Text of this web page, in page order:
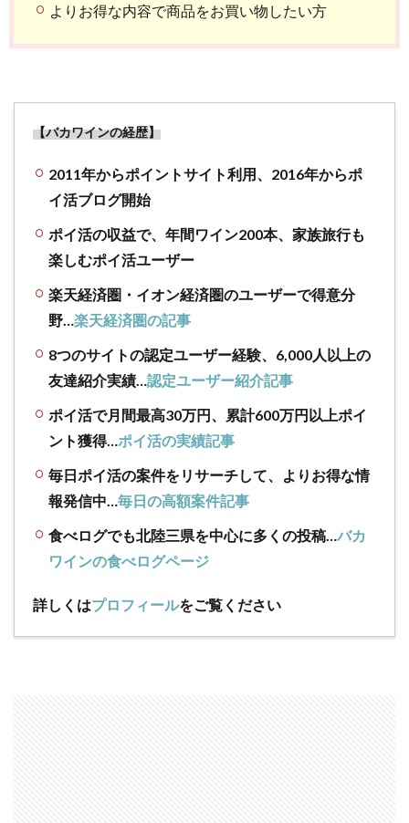
よりお得な内容で商品をお買い物したい方
【バカワインの経歴】
2011年からポイントサイト利用、2016年からポ
イ活ブログ開始
ポイ活の収益で、年間ワイン200本、家族旅行も
楽しむポイ活ユーザー
楽天経済圏・イオン経済圏のユーザーで得意分
野…楽天経済圏の記事
8つのサイトの認定ユーザー経験、6,000人以上の
友達紹介実績…認定ユーザー紹介記事
ポイ活で月間最高30万円、累計600万円以上ポイ
ント獲得…ポイ活の実績記事
毎日ポイ活の案件をリサーチして、よりお得な情
報発信中…毎日の高額案件記事
食べログでも北陸三県を中心に多くの投稿…バカ
ワインの食べログページ
詳しくはプロフィールをご覧ください